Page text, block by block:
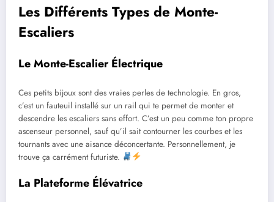
Les Différents Types de Monte-
Escaliers
Le Monte-Escalier Électrique
Ces petits bijoux sont des vraies perles de technologie. En gros,
c’est un fauteuil installé sur un rail qui te permet de monter et
descendre les escaliers sans effort. C’est un peu comme ton propre
ascenseur personnel, sauf qu’il sait contourner les courbes et les
tournants avec une aisance déconcertante. Personnellement, je
trouve ça carrément futuriste.
La Plateforme Élévatrice